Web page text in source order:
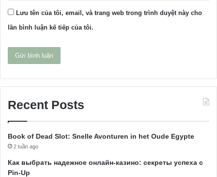
Lưu tên của tôi, email, và trang web trong trình duyệt này cho
lần bình luận kế tiếp của tôi.
Recent Posts
Book of Dead Slot: Snelle Avonturen in het Oude Egypte
2 tuần ago
Как выбрать надежное онлайн-казино: секреты успеха с
Pin-Up